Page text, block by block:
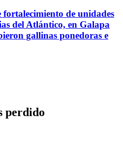
de unidades
del Atlántico, en Galapa
gallinas ponedoras e
perdido